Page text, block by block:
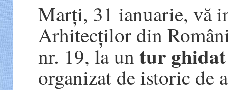
Marți, 31 ianuarie, vă
Arhitecților din
nr. 19, la un tur
organizat de istoric de